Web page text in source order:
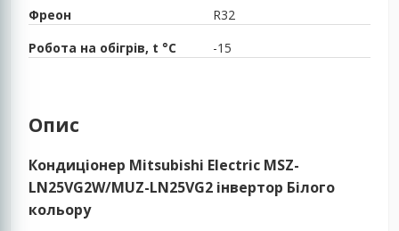
Фреон
R32
Робота на обігрів, t °C
-15
Опис
Кондиціонер Mitsubishi Electric MSZ-
LN25VG2W/MUZ-LN25VG2 інвертор Білого
кольору